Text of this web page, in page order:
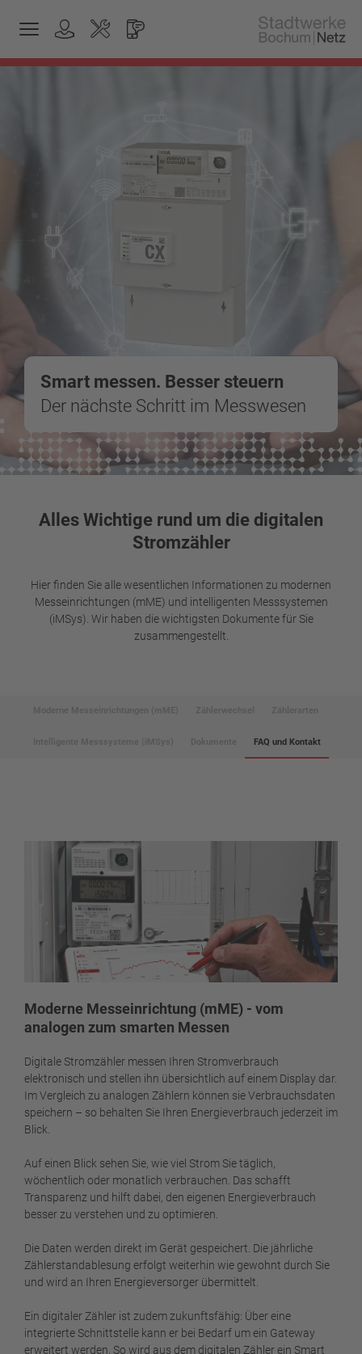
Smart messen. Besser steuern
Der nächste Schritt im Messwesen
Alles Wichtige rund um die digitalen
Stromzähler
Hier finden Sie alle wesentlichen Informationen zu modernen
Messeinrichtungen (mME) und intelligenten Messsystemen
(iMSys). Wir haben die wichtigsten Dokumente für Sie
zusammengestellt.
FAQ und Kontakt
Moderne Messeinrichtung (mME) - vom
analogen zum smarten Messen
Digitale Stromzähler messen Ihren Stromverbrauch
elektronisch und stellen ihn übersichtlich auf einem Display dar.
Im Vergleich zu analogen Zählern können sie Verbrauchsdaten
speichern – so behalten Sie Ihren Energieverbrauch jederzeit im
Blick.
Auf einen Blick sehen Sie, wie viel Strom Sie täglich,
wöchentlich oder monatlich verbrauchen. Das schafft
Transparenz und hilft dabei, den eigenen Energieverbrauch
besser zu verstehen und zu optimieren.
Die Daten werden direkt im Gerät gespeichert. Die jährliche
Zählerstandablesung erfolgt weiterhin wie gewohnt durch Sie
und wird an Ihren Energieversorger übermittelt.
Ein digitaler Zähler ist zudem zukunftsfähig: Über eine
integrierte Schnittstelle kann er bei Bedarf um ein Gateway
erweitert werden. So wird aus dem digitalen Zähler ein Smart